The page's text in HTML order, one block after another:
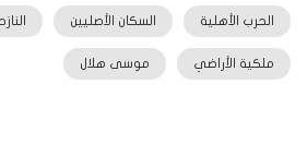
الحرب الأهلية السكان الأصليين
ملكية الأراضي موسى هلال